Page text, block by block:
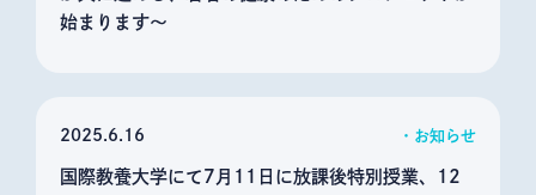
始まります～
2025 6.16 お知らせ
国際教養大学にて7月11日に放課後特別授業、12